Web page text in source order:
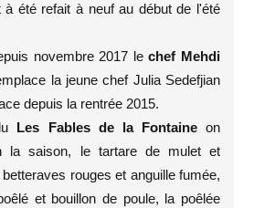
à été refait à neuf au début de l'été
novembre 2017 lechef Mehdi
la jeune chef Julia Sedefjian
depuis la rentrée 2015.
Les Fables de la Fontaineon
la saison, le tartare de mulet et
rouges et anguille fumée,
et bouillon de poule, la poêlée